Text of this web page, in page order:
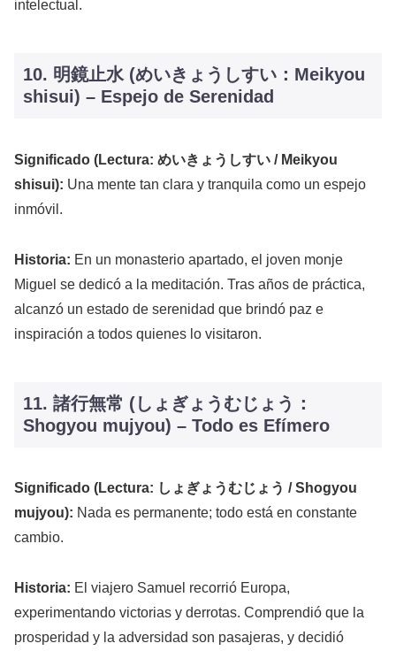
intelectual.
10. 明鏡止水 (めいきょうしすい：Meikyou
shisui) – Espejo de Serenidad
Significado (Lectura: めいきょうしすい / Meikyou
shisui): Una mente tan clara y tranquila como un espejo
inmóvil.
Historia: En un monasterio apartado, el joven monje
Miguel se dedicó a la meditación. Tras años de práctica,
alcanzó un estado de serenidad que brindó paz e
inspiración a todos quienes lo visitaron.
11. 諸行無常 (しょぎょうむじょう：
Shogyou mujyou) – Todo es Efímero
Significado (Lectura: しょぎょうむじょう / Shogyou
mujyou): Nada es permanente; todo está en constante
cambio.
Historia: El viajero Samuel recorrió Europa,
experimentando victorias y derrotas. Comprendió que la
prosperidad y la adversidad son pasajeras, y decidió